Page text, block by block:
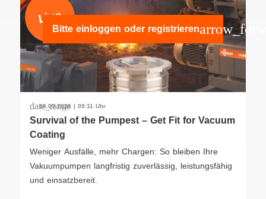
Bitte einloggen oder registrieren
Live
date_range
16.09.2026 | 09:11 Uhr
Survival of the Pumpest – Get Fit for Vacuum
Coating
Weniger Ausfälle, mehr Chargen: So bleiben Ihre
Vakuumpumpen langfristig zuverlässig, leistungsfähig
und einsatzbereit.